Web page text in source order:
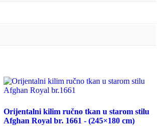
Orijentalni kilim ručno tkan u starom stilu
Afghan Royal br. 1661 - (245×180 cm)